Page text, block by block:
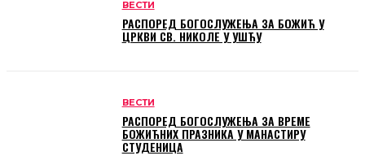
ВЕСТИ
РАСПОРЕД БОГОСЛУЖЕЊА ЗА БОЖИЋ У
ЦРКВИ СВ. НИКОЛЕ У УШЋУ
ВЕСТИ
РАСПОРЕД БОГОСЛУЖЕЊА ЗА ВРЕМЕ
БОЖИЋНИХ ПРАЗНИКА У МАНАСТИРУ
СТУДЕНИЦА